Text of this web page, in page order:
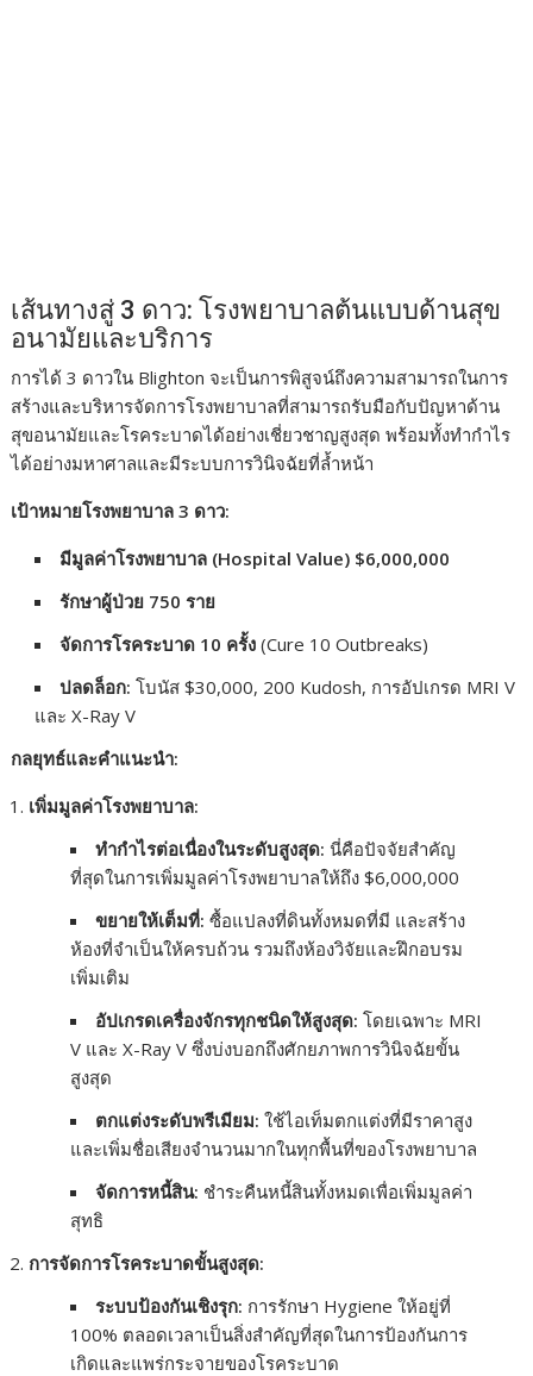
เส้นทางสู่ 3 ดาว: โรงพยาบาลต้นแบบด้านสุข
อนามัยและบริการ
การได้ 3 ดาวใน Blighton จะเป็นการพิสูจน์ถึงความสามารถในการ
สร้างและบริหารจัดการโรงพยาบาลที่สามารถรับมือกับปัญหาด้าน
สุขอนามัยและโรคระบาดได้อย่างเชี่ยวชาญสูงสุด พร้อมทั้งทำกำไร
ได้อย่างมหาศาลและมีระบบการวินิจฉัยที่ล้ำหน้า
เป้าหมายโรงพยาบาล 3 ดาว:
มีมูลค่าโรงพยาบาล (Hospital Value) $6,000,000
รักษาผู้ป่วย 750 ราย
จัดการโรคระบาด 10 ครั้ง (Cure 10 Outbreaks)
ปลดล็อก: โบนัส $30,000, 200 Kudosh, การอัปเกรด MRI V
และ X-Ray V
กลยุทธ์และคำแนะนำ:
เพิ่มมูลค่าโรงพยาบาล:
ทำกำไรต่อเนื่องในระดับสูงสุด: นี่คือปัจจัยสำคัญ
ที่สุดในการเพิ่มมูลค่าโรงพยาบาลให้ถึง $6,000,000
ขยายให้เต็มที่: ซื้อแปลงที่ดินทั้งหมดที่มี และสร้าง
ห้องที่จำเป็นให้ครบถ้วน รวมถึงห้องวิจัยและฝึกอบรม
เพิ่มเติม
อัปเกรดเครื่องจักรทุกชนิดให้สูงสุด: โดยเฉพาะ MRI
V และ X-Ray V ซึ่งบ่งบอกถึงศักยภาพการวินิจฉัยขั้น
สูงสุด
ตกแต่งระดับพรีเมียม: ใช้ไอเท็มตกแต่งที่มีราคาสูง
และเพิ่มชื่อเสียงจำนวนมากในทุกพื้นที่ของโรงพยาบาล
จัดการหนี้สิน: ชำระคืนหนี้สินทั้งหมดเพื่อเพิ่มมูลค่า
สุทธิ
การจัดการโรคระบาดขั้นสูงสุด:
ระบบป้องกันเชิงรุก: การรักษา Hygiene ให้อยู่ที่
100% ตลอดเวลาเป็นสิ่งสำคัญที่สุดในการป้องกันการ
เกิดและแพร่กระจายของโรคระบาด